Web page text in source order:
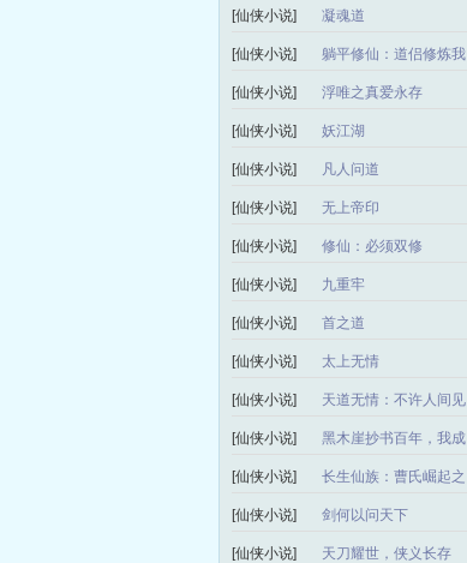
[仙侠小说] 凝魂道
[仙侠小说]
躺平修仙：道侣修炼我
变强
[仙侠小说] 浮唯之真爱永存
[仙侠小说] 妖江湖
[仙侠小说] 凡人问道
[仙侠小说] 无上帝印
[仙侠小说] 修仙：必须双修
[仙侠小说] 九重牢
[仙侠小说] 首之道
[仙侠小说] 太上无情
[仙侠小说]
天道无情：不许人间见
长生
[仙侠小说]
黑木崖抄书百年，我成
了魔道祖师
[仙侠小说]
长生仙族：曹氏崛起之
路
[仙侠小说] 剑何以问天下
[仙侠小说] 天刀耀世，侠义长存